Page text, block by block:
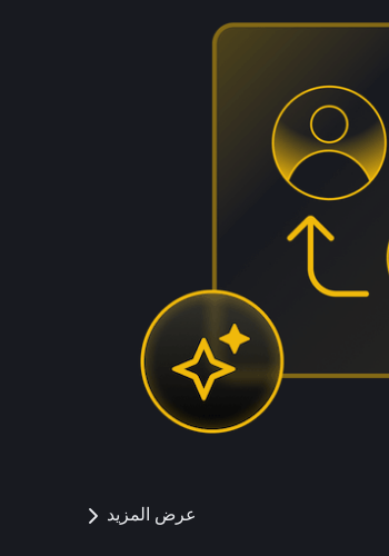
عرض المزيد